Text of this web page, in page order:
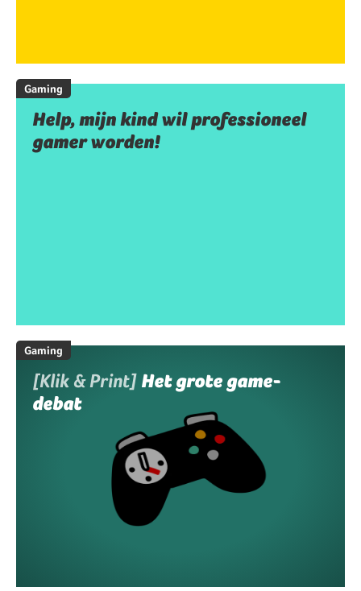
Gaming
Help, mijn kind wil professioneel
gamer worden!
Gaming
[Klik & Print] Het grote game-
debat